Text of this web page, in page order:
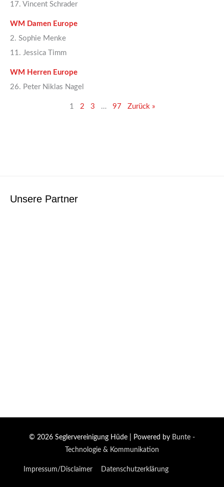
17. Vincent Schrader
WM Damen Europe
2. Sophie Menke
11. Jessica Timm
WM Herren Europe
26. Peter Niklas Nagel
1 2 3 … 97 Zurück »
Unsere Partner
© 2026 Seglervereinigung Hüde | Powered by Bunte -
Technologie & Kommunikation
Impressum/Disclaimer Datenschutzerklärung